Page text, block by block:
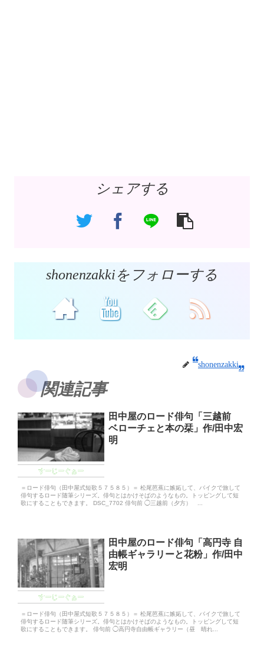
シェアする
shonenzakkiをフォローする
shonenzakki
関連記事
すーじーぐぁー
田中屋のロード俳句「三越前
ベローチェと本の栞」作/田中宏
明
＝ロード俳句（田中屋式短歌５７５８５）＝ 松尾芭蕉に嫉妬して、バイクで旅して
俳句するロード随筆シリーズ。俳句とはかけそばのようなもの。トッピングして短
歌にすることもできます。 DSC_7702 俳句前 ◯三越前（夕方） ...
すーじーぐぁー
田中屋のロード俳句「高円寺 自
由帳ギャラリーと花粉」作/田中
宏明
＝ロード俳句（田中屋式短歌５７５８５）＝ 松尾芭蕉に嫉妬して、バイクで旅して
俳句するロード随筆シリーズ。俳句とはかけそばのようなもの。トッピングして短
歌にすることもできます。 俳句前 ◯高円寺自由帳ギャラリー（昼 晴れ...